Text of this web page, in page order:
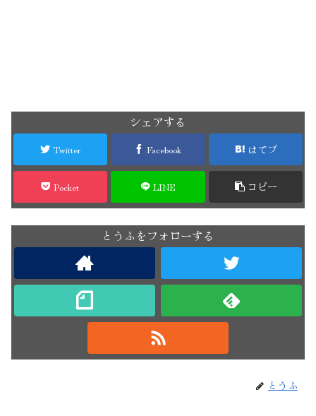
シェアする
Twitter Facebook はてブ
Pocket LINE コピー
とうふをフォローする
とうふ